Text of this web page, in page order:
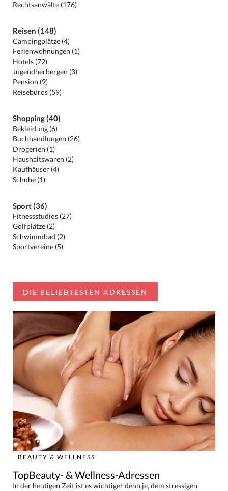
Rechtsanwälte (176)
Reisen (148)
Campingplätze (4)
Ferienwohnungen (1)
Hotels (72)
Jugendherbergen (3)
Pension (9)
Reisebüros (59)
Shopping (40)
Bekleidung (6)
Buchhandlungen (26)
Drogerien (1)
Haushaltswaren (2)
Kaufhäuser (4)
Schuhe (1)
Sport (36)
Fitnessstudios (27)
Golfplätze (2)
Schwimmbad (2)
Sportvereine (5)
DIE BELIEBTESTEN ADRESSEN
BEAUTY & WELLNESS
TopBeauty- & Wellness-Adressen
In der heutigen Zeit ist es wichtiger denn je, dem stressigen